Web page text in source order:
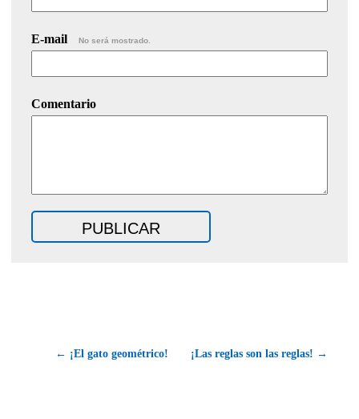
E-mail No será mostrado.
Comentario
← ¡El gato geométrico! ¡Las reglas son las reglas! →